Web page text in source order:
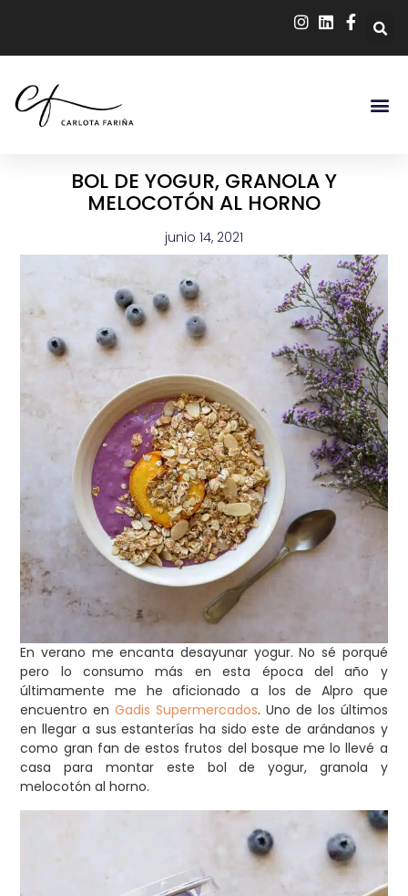
BOL DE YOGUR, GRANOLA Y
MELOCOTÓN AL HORNO
junio 14, 2021
En verano me encanta desayunar yogur. No sé porqué
pero lo consumo más en esta época del año y
últimamente me he aficionado a los de Alpro que
encuentro enGadis Supermercados. Uno de los últimos
en llegar a sus estanterías ha sido este de arándanos y
como gran fan de estos frutos del bosque me lo llevé a
casa para montar este bol de yogur, granola y
melocotón al horno.